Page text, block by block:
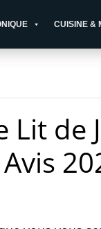
CUISINE &
Lit de